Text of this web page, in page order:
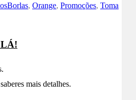
Borlas, Orange, Promoções, Toma
mais detalhes.